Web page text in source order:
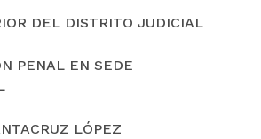
DEL DISTRITO JUDICIAL
PENAL EN SEDE
LÓPEZ